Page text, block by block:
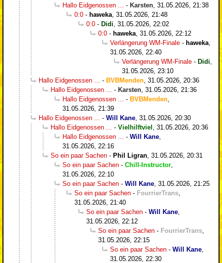
Hallo Eidgenossen ...
- Karsten 31.05.2026, 21:38
0:0 - haweka 31.05.2026, 21:48
0:0 - Didi 31.05.2026, 22:02
0:0 - haweka 31.05.2026, 22:12
Verlängerung WM-Finale - haweka
31.05.2026, 22:40
Verlängerung WM-Finale - Didi
31.05.2026, 23:10
Hallo Eidgenossen ...
- BVBMenden 31.05.2026, 20:36
Hallo Eidgenossen ...
- Karsten 31.05.2026, 21:36
Hallo Eidgenossen ...
- BVBMenden
31.05.2026, 21:39
Hallo Eidgenossen ...
- Will Kane 31.05.2026, 20:30
Hallo Eidgenossen ...
- Vielhilftviel
31.05.2026, 20:36
Hallo Eidgenossen ...
- Will Kane
31.05.2026, 22:16
So ein paar Sachen - Phil Ligran 31.05.2026, 20:31
So ein paar Sachen - Chill-Instructor
31.05.2026, 22:10
So ein paar Sachen - Will Kane 31.05.2026, 21:25
So ein paar Sachen - FourrierTrans
31.05.2026, 21:40
So ein paar Sachen - Will Kane
31.05.2026, 22:12
So ein paar Sachen - FourrierTrans
31.05.2026, 22:15
So ein paar Sachen - Will Kane
31.05.2026, 22:30